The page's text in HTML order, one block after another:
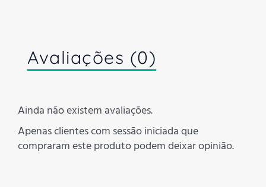
Avaliações (0)
Ainda não existem avaliações.
Apenas clientes com sessão iniciada que
compraram este produto podem deixar opinião.